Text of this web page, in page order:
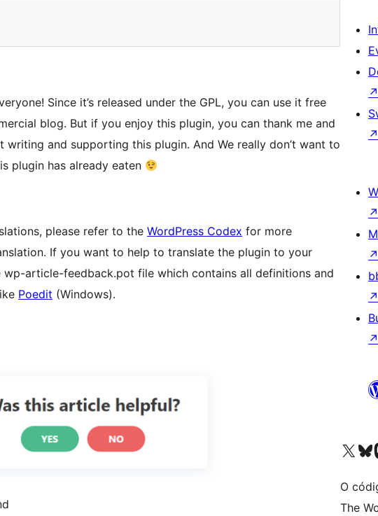
Since it’s released under the GPL, you can use it free
blog. But if you enjoy this plugin, you can thank me and
writing and supporting this plugin. And We really don’t want to
plugin has already eaten
please refer to the WordPress Codex for more
If you want to help to translate the plugin to your
wp-article-feedback.pot file which contains all definitions and
Poedit (Windows).
↗
↗
↗
↗
↗
↗
Visita la cuenta de X
Visita a
O
The